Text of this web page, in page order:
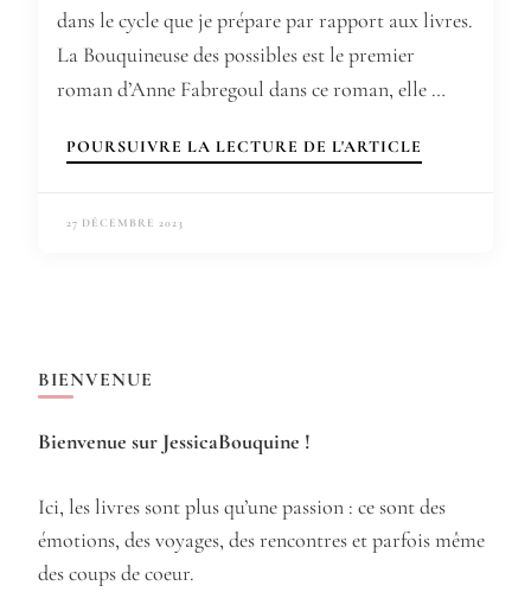
dans le cycle que je prépare par rapport aux livres.
La Bouquineuse des possibles est le premier
roman d’Anne Fabregoul dans ce roman, elle …
POURSUIVRE LA LECTURE DE L'ARTICLE
27 DÉCEMBRE 2023
BIENVENUE
Bienvenue sur JessicaBouquine !
Ici, les livres sont plus qu’une passion : ce sont des
émotions, des voyages, des rencontres et parfois même
des coups de coeur.